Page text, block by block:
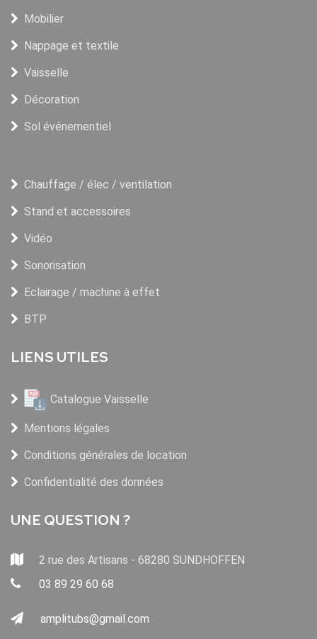
Mobilier
Nappage et textile
Vaisselle
Décoration
Sol événementiel
Chauffage / élec / ventilation
Stand et accessoires
Vidéo
Sonorisation
Eclairage / machine à effet
BTP
LIENS UTILES
Catalogue Vaisselle
Mentions légales
Conditions générales de location
Confidentialité des données
UNE QUESTION ?
2 rue des Artisans - 68280 SUNDHOFFEN
03 89 29 60 68
amplitubs@gmail.com